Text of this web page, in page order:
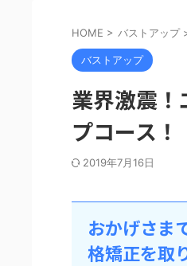
HOME > バストアップ
バストアップ
業界激震
プコース！
2019年7月16日
おかげさま
格矯正を取